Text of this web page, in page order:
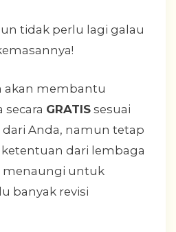
tidak perlu lagi galau
akan membantu
GRATIS sesuai
Anda, namun tetap
dari lembaga
menaungi untuk
banyak revisi